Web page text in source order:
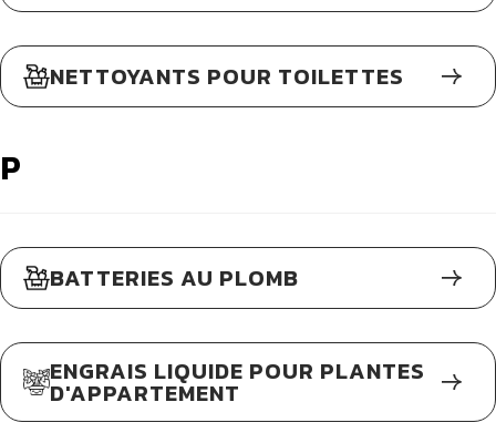
NETTOYANTS POUR TOILETTES
P
BATTERIES AU PLOMB
ENGRAIS LIQUIDE POUR PLANTES
D'APPARTEMENT